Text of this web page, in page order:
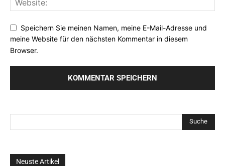
Speichern Sie meinen Namen, meine E-Mail-Adresse und
meine Website für den nächsten Kommentar in diesem
Browser.
Neuste Artikel